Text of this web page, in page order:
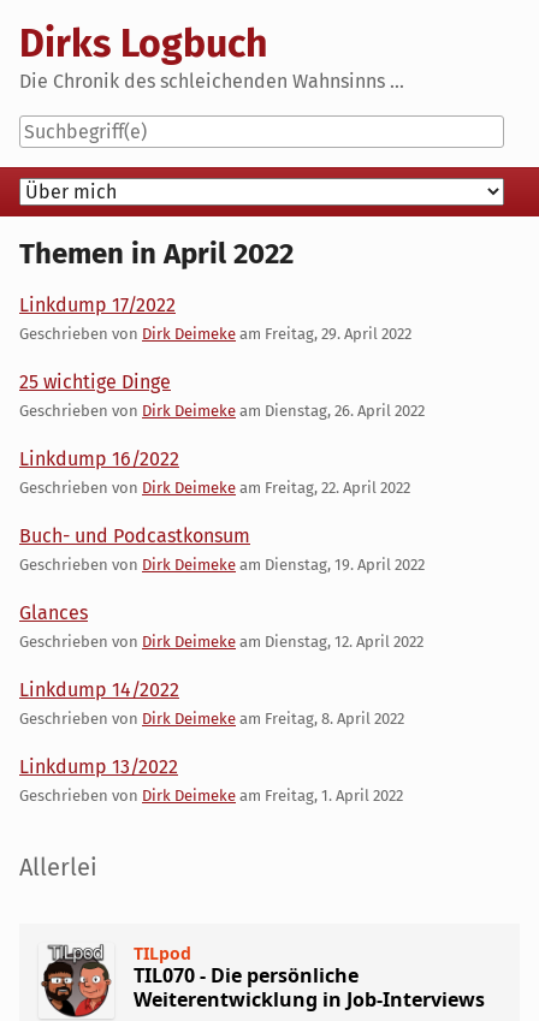
content
Dirks Logbuch
Die Chronik des schleichenden Wahnsinns ...
Navigation
Themen in April 2022
Linkdump 17/2022
Geschrieben von Dirk Deimeke am Freitag, 29. April 2022
25 wichtige Dinge
Geschrieben von Dirk Deimeke am Dienstag, 26. April 2022
Linkdump 16/2022
Geschrieben von Dirk Deimeke am Freitag, 22. April 2022
Buch- und Podcastkonsum
Geschrieben von Dirk Deimeke am Dienstag, 19. April 2022
Glances
Geschrieben von Dirk Deimeke am Dienstag, 12. April 2022
Linkdump 14/2022
Geschrieben von Dirk Deimeke am Freitag, 8. April 2022
Linkdump 13/2022
Geschrieben von Dirk Deimeke am Freitag, 1. April 2022
Seitenleiste
Allerlei